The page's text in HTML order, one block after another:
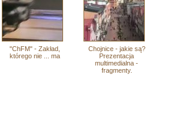
"ChFM" - Zakład,
którego nie ... ma
Chojnice - jakie są?
Prezentacja
multimedialna -
fragmenty.